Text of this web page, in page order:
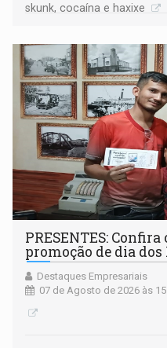
skunk, cocaína e haxixe
PRESENTES:
promoção de dia dos
Destaques Empresariais
07 de Agosto de 2026 às